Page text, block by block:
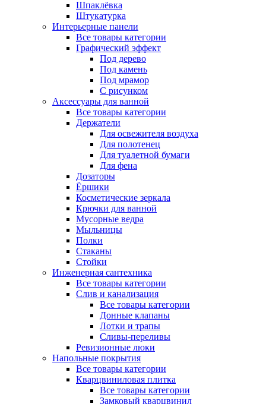
Шпаклёвка
Штукатурка
Интерьерные панели
Все товары категории
Графический эффект
Под дерево
Под камень
Под мрамор
С рисунком
Аксессуары для ванной
Все товары категории
Держатели
Для освежителя воздуха
Для полотенец
Для туалетной бумаги
Для фена
Дозаторы
Ёршики
Косметические зеркала
Крючки для ванной
Мусорные ведра
Мыльницы
Полки
Стаканы
Стойки
Инженерная сантехника
Все товары категории
Слив и канализация
Все товары категории
Донные клапаны
Лотки и трапы
Сливы-переливы
Ревизионные люки
Напольные покрытия
Все товары категории
Кварцвиниловая плитка
Все товары категории
Замковый кварцвинил